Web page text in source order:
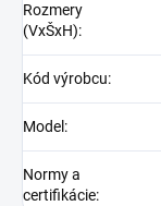
Rozmery
(VxŠxH):
Kód výrobcu:
Model :
Normy a
certifikácie: